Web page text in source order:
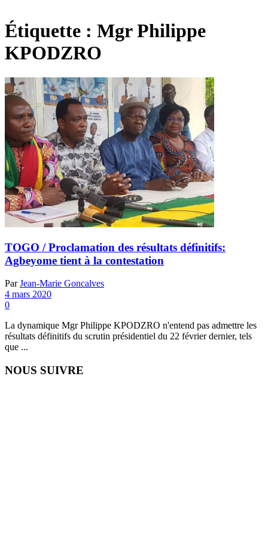
Étiquette : Mgr Philippe
KPODZRO
TOGO / Proclamation des résultats définitifs:
Agbeyome tient à la contestation
Par Jean-Marie Goncalves
4 mars 2020
0
La dynamique Mgr Philippe KPODZRO n'entend pas admettre les
résultats définitifs du scrutin présidentiel du 22 février dernier, tels
que ...
NOUS SUIVRE